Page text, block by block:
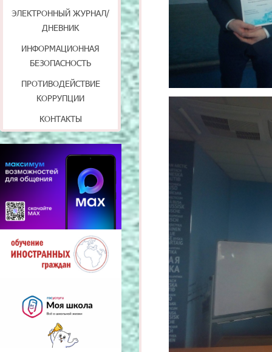
ЭЛЕКТРОННЫЙ ЖУРНАЛ/
ДНЕВНИК
ИНФОРМАЦИОННАЯ
БЕЗОПАСНОСТЬ
ПРОТИВОДЕЙСТВИЕ
КОРРУПЦИИ
КОНТАКТЫ